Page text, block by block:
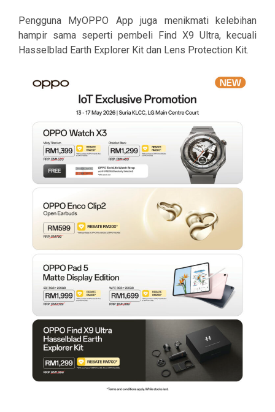
Pengguna MyOPPO App juga menikmati kelebihan
hampir sama seperti pembeli Find X9 Ultra, kecuali
Hasselblad Earth Explorer Kit dan Lens Protection Kit.